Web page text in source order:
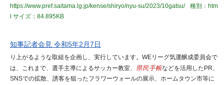
https://www.pref.saitama.lg.jp/kense/shiryo/nyu-su/2023/10gatsu/
種別：htm
サイズ：84.895KB
知事記者会見 令和5年2月7日
り上がるような取組を企画し、実行しています。WEリーグ気運醸成委員会で
は、これまで、選手主導によるサッカー教室、 県民手帳などを活用したPR、
SNSでの拡散、誘客を狙ったフラワーウォールの展示、ホームタウン市等に